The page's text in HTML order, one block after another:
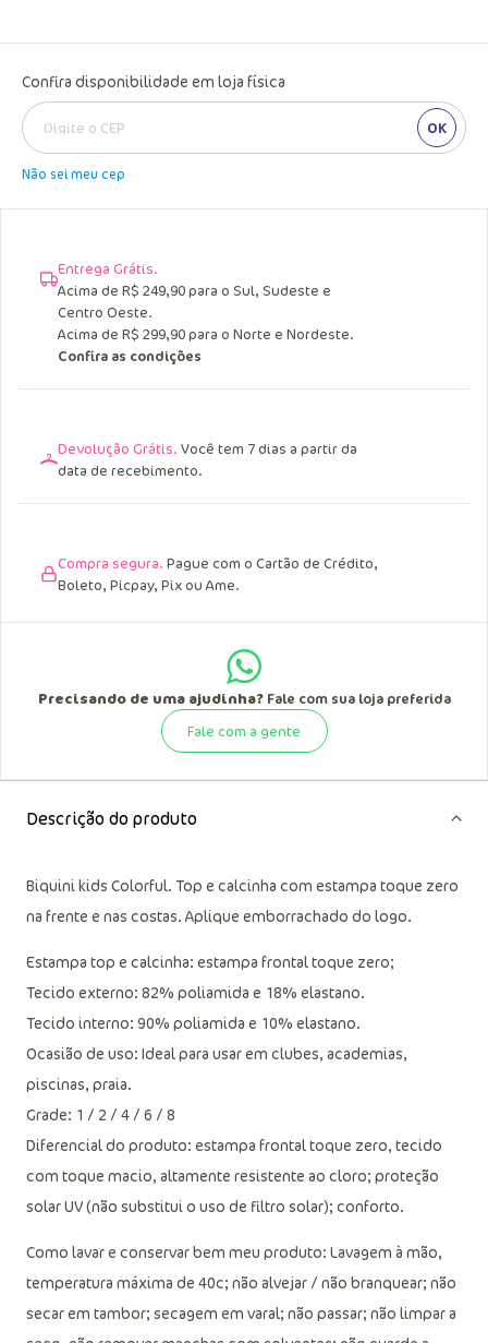
Confira disponibilidade em loja física
Entrega Grátis.
Acima de R$ 249,90 para o Sul, Sudeste e
Centro Oeste.
Precisando de uma ajudinha?Fale com sua loja preferida
Biquini kids Colorful. Top e calcinha com estampa toque zero
na frente e nas costas. Aplique emborrachado do logo.
Estampa top e calcinha: estampa frontal toque zero;
Tecido externo: 82% poliamida e 18% elastano.
Tecido interno: 90% poliamida e 10% elastano.
Ocasião de uso: Ideal para usar em clubes, academias,
piscinas, praia.
Grade: 1 / 2 / 4 / 6 / 8
Diferencial do produto: estampa frontal toque zero, tecido
com toque macio, altamente resistente ao cloro; proteção
solar UV (não substitui o uso de filtro solar); conforto.
Como lavar e conservar bem meu produto: Lavagem à mão,
temperatura máxima de 40c; não alvejar / não branquear; não